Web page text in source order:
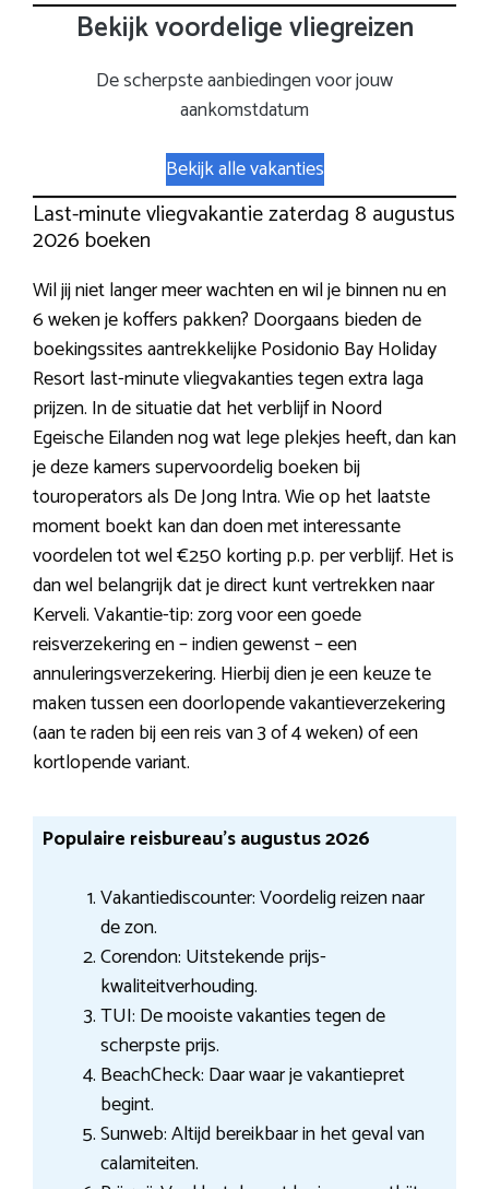
Bekijk voordelige vliegreizen
De scherpste aanbiedingen voor jouw
aankomstdatum
Bekijk alle vakanties
Last-minute vliegvakantie zaterdag 8 augustus
2026 boeken
Wil jij niet langer meer wachten en wil je binnen nu en
6 weken je koffers pakken? Doorgaans bieden de
boekingssites aantrekkelijke Posidonio Bay Holiday
Resort last-minute vliegvakanties tegen extra laga
prijzen. In de situatie dat het verblijf in Noord
Egeische Eilanden nog wat lege plekjes heeft, dan kan
je deze kamers supervoordelig boeken bij
touroperators als De Jong Intra. Wie op het laatste
moment boekt kan dan doen met interessante
voordelen tot wel €250 korting p.p. per verblijf. Het is
dan wel belangrijk dat je direct kunt vertrekken naar
Kerveli. Vakantie-tip: zorg voor een goede
reisverzekering en – indien gewenst – een
annuleringsverzekering. Hierbij dien je een keuze te
maken tussen een doorlopende vakantieverzekering
(aan te raden bij een reis van 3 of 4 weken) of een
kortlopende variant.
Populaire reisbureau’s augustus 2026
Vakantiediscounter: Voordelig reizen naar
de zon.
Corendon: Uitstekende prijs-
kwaliteitverhouding.
TUI: De mooiste vakanties tegen de
scherpste prijs.
BeachCheck: Daar waar je vakantiepret
begint.
Sunweb: Altijd bereikbaar in het geval van
calamiteiten.